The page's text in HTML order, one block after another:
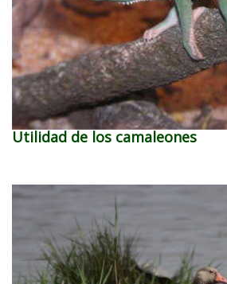
Utilidad de los camaleones